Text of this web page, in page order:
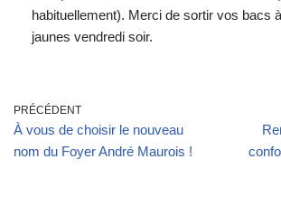
habituellement). Merci de sortir vos bacs
jaunes vendredi soir.
PRÉCÉDENT
À vous de choisir le nouveau
nom du Foyer André Maurois !